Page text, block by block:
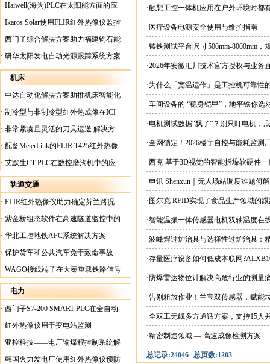
板
· Haiwell(海为)PLC在太阳能方面的应
用
· Ikaros Solar使用FLIR红外热像仪监控
已装太阳能电池板
· 西门子综合解决方案助力福建钧石能
源飞速发展
· 研华太阳发电自动光源跟踪系统方案
机床
· 中达自动化解决方案助推机床智能化
升级
· 制冷型与非制冷型红外热成像在ICI
工厂内完美配合
· 非常紧凑且灵活的刀具运送 解决方
案
· 配备MeterLink的FLIR T425红外热像
仪帮助Medite Europe Ltd加快红外检测
工作速度
· 艾默生CT PLC在数控磨沟机中的应
用
轨道交通
· FLIR红外热像仪助力确定芬兰路况
· 紫金桥组态软件在高速隧道监控中的
应用
· 华北工控地铁AFC系统解决方案
· 保护货车和公共汽车免于致命事故
· WAGO接线端子在大秦重载铁路信号
楼设备中的应用
电力
· 西门子S7-200 SMART PLC在全自动
蓄电池短路内阻检测机上的应用
· 红外热像仪用于变电站监测
· 亚控科技——电厂输煤程控制系统解
决方案
· 韩国火力发电厂使用红外热像仪预防
·触想工控一体机应用在户外环境时都
·医疗设备电源安全使用与维护指南
·铸铁测试平台|尺寸500mm-8000mm，
·2026年安徽汇川技术官方授权与业务
现货直供平台
·为什么「宽温运作」是工控机可靠性
·车间设备的 “稳身铠甲”，地平铁你选
·电机测试数据“飘了”？别只盯电机，
·全网锁定！2026楼宇自控与能耗监
·西克 基于3D视觉的智能拆垛软硬件
·申讯 Shenxun｜无人场站调度难题何
·图尔克 RFID实现了食品生产领域的
·智能温振一体传感器电机双轴温度在
·波峰焊过炉治具与选择性过炉治具：
·存量医疗设备如何低成本联网
·防爆雷达物位计解决高危行业的测量
·告别粗放作业！兰宝双传感器，赋能
·全双工无线多方通话方案，支持15人
·精密制造领域 — 高速成像检测方案
总记录:24046 总页数:1203